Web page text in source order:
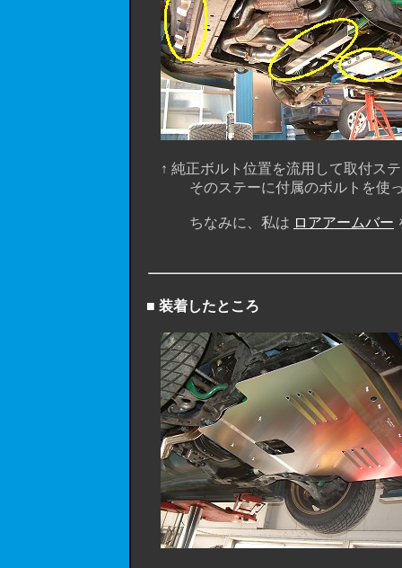
↑ 純正ボルト位置を流用して取付ステ
そのステーに付属のボルトを使っ
ちなみに、私は ロアアームバー
■ 装着したところ